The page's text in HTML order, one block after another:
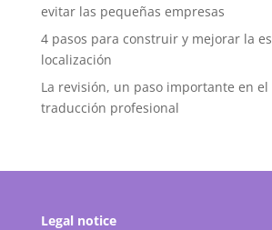
evitar las pequeñas empresas
4 pasos para construir y mejorar la
localización
La revisión, un paso importante en el
traducción profesional
Legal notice